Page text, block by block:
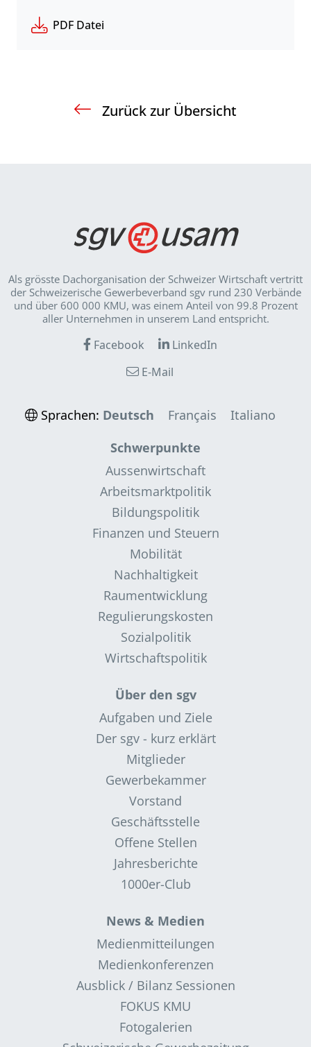
PDF Datei
Zurück zur Übersicht
Als grösste Dachorganisation der Schweizer Wirt­schaft vertritt
der Schweizerische Gewerbeverband sgv rund 230 Verbände
und über 600 000 KMU, was einem Anteil von 99.8 Prozent
aller Unternehmen in unserem Land entspricht.
Facebook
LinkedIn
E-Mail
Sprachen: Deutsch Français
Italiano
Schwerpunkte
Aussenwirtschaft
Arbeitsmarktpolitik
Bildungspolitik
Finanzen und Steuern
Mobilität
Nachhaltigkeit
Raumentwicklung
Regulierungskosten
Sozialpolitik
Wirtschaftspolitik
Über den sgv
Aufgaben und Ziele
Der sgv - kurz erklärt
Mitglieder
Gewerbekammer
Vorstand
Geschäftsstelle
Offene Stellen
Jahresberichte
1000er-Club
News & Medien
Medienmitteilungen
Medienkonferenzen
Ausblick / Bilanz Sessionen
FOKUS KMU
Fotogalerien